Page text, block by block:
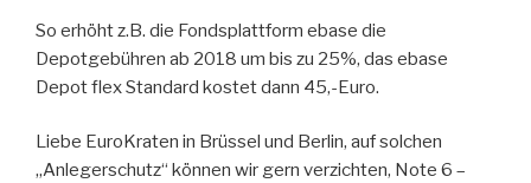
So erhöht z.B. die Fondsplattform ebase die
Depotgebühren ab 2018 um bis zu 25%, das ebase
Depot flex Standard kostet dann 45,-Euro.
Liebe EuroKraten in Brüssel und Berlin, auf solchen
„Anlegerschutz“ können wir gern verzichten, Note 6 –